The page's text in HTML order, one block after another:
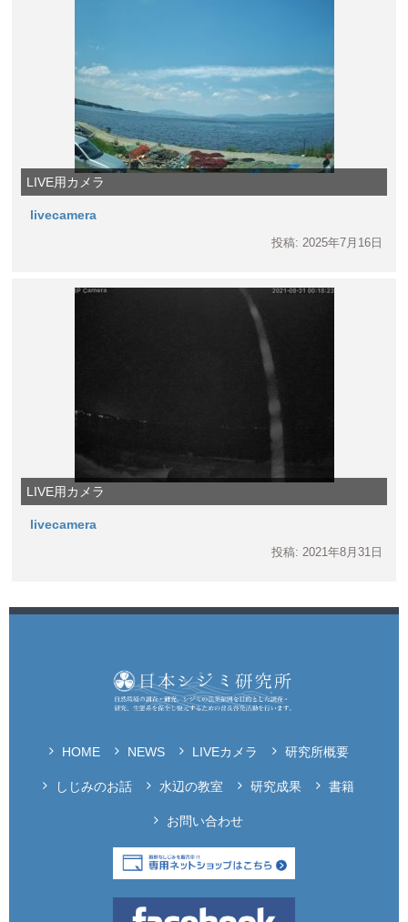
LIVE用カメラ
livecamera
投稿: 2025年7月16日
LIVE用カメラ
livecamera
投稿: 2021年8月31日
HOME NEWS LIVEカメラ 研究所概要
しじみのお話 水辺の教室 研究成果 書籍
お問い合わせ